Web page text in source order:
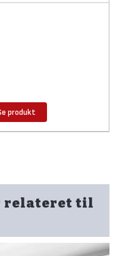
produkt
relateret til